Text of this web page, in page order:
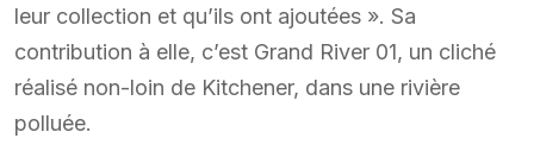
leur collection et qu’ils ont ajoutées ». Sa
contribution à elle, c’est Grand River 01, un cliché
réalisé non-loin de Kitchener, dans une rivière
polluée.